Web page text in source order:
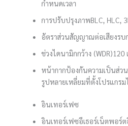
กำหนดเวลา
การปรับปรุงภาพBLC, HLC,
อัตราส่วนสัญญาณต่อเสียงรบ
ช่วงไดนามิกกว้าง (WDR)120
หน้ากากป้องกันความเป็นส่ว
รูปหลายเหลี่ยมที่ตั้งโปรแกร
อินเทอร์เฟซ
อินเทอร์เฟซอีเธอร์เน็ตพอร์ต